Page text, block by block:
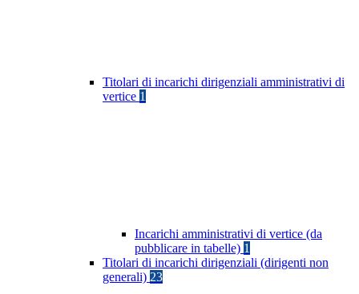
Titolari di incarichi dirigenziali amministrativi di
vertice 1
Incarichi amministrativi di vertice (da
pubblicare in tabelle) 1
Titolari di incarichi dirigenziali (dirigenti non
generali) 23